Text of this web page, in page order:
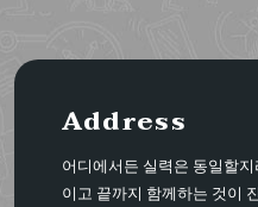
Address
어디에서든 실력은 동일할
이고 끝까지 함께하는 것이